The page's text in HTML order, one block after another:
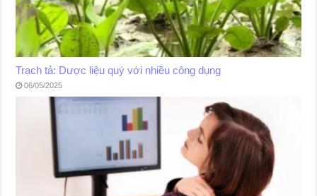
Trạch tả: Dược liệu quý với nhiều công dụng
06/05/2025